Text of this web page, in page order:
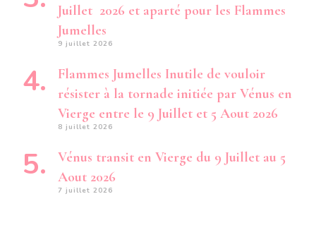
Juillet 2026 et aparté pour les Flammes
Jumelles
9 juillet 2026
Flammes Jumelles Inutile de vouloir
résister à la tornade initiée par Vénus en
Vierge entre le 9 Juillet et 5 Aout 2026
8 juillet 2026
Vénus transit en Vierge du 9 Juillet au 5
Aout 2026
7 juillet 2026